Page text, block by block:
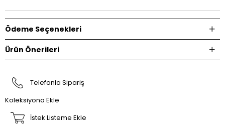
Ödeme Seçenekleri
Ürün Önerileri
Telefonla Sipariş
Koleksiyona Ekle
İstek Listeme Ekle